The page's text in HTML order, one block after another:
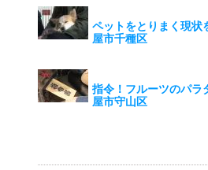
ペットをとりまく現状
屋市千種区
指令！フルーツのパラ
屋市守山区